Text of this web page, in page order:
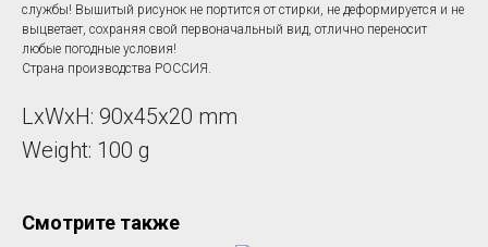
службы! Вышитый рисунок не портится от стирки, не деформируется и не
выцветает, сохраняя свой первоначальный вид, отлично переносит
любые погодные условия!
Страна производства РОССИЯ.
LxWxH: 90x45x20 mm
Weight: 100 g
Смотрите также